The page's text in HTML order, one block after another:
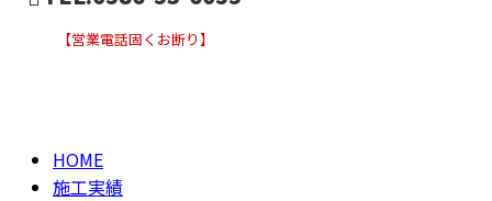
【営業電話固くお断り】
HOME
施工実績